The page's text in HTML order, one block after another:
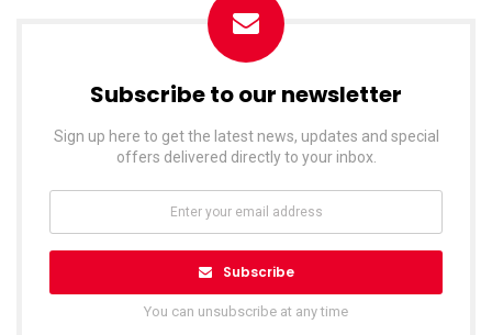
Subscribe to our newsletter
Sign up here to get the latest news, updates and special
offers delivered directly to your inbox.
Subscribe
You can unsubscribe at any time